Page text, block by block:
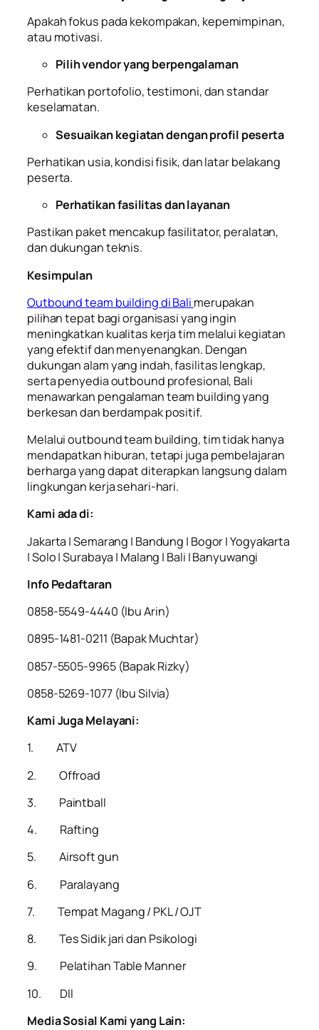
Apakah fokus pada kekompakan, kepemimpinan,
atau motivasi.
Pilih vendor yang berpengalaman
Perhatikan portofolio, testimoni, dan standar
keselamatan.
Sesuaikan kegiatan dengan profil peserta
Perhatikan usia, kondisi fisik, dan latar belakang
peserta.
Perhatikan fasilitas dan layanan
Pastikan paket mencakup fasilitator, peralatan,
dan dukungan teknis.
Kesimpulan
Outbound team building di Bali merupakan
pilihan tepat bagi organisasi yang ingin
meningkatkan kualitas kerja tim melalui kegiatan
yang efektif dan menyenangkan. Dengan
dukungan alam yang indah, fasilitas lengkap,
serta penyedia outbound profesional, Bali
menawarkan pengalaman team building yang
berkesan dan berdampak positif.
Melalui outbound team building, tim tidak hanya
mendapatkan hiburan, tetapi juga pembelajaran
berharga yang dapat diterapkan langsung dalam
lingkungan kerja sehari-hari.
Kami ada di:
Jakarta | Semarang | Bandung | Bogor | Yogyakarta
| Solo | Surabaya | Malang | Bali | Banyuwangi
Info Pedaftaran
0858-5549-4440 (Ibu Arin)
0895-1481-0211 (Bapak Muchtar)
0857-5505-9965 (Bapak Rizky)
0858-5269-1077 (Ibu Silvia)
Kami Juga Melayani:
1. ATV
2. Offroad
3. Paintball
4. Rafting
5. Airsoft gun
6. Paralayang
7. Tempat Magang / PKL / OJT
8. Tes Sidik jari dan Psikologi
9. Pelatihan Table Manner
10. Dll
Media Sosial Kami yang Lain: